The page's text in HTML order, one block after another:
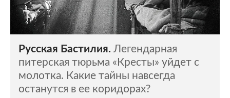
Русская Бастилия. Легендарная
питерская тюрьма «Кресты» уйдет с
молотка. Какие тайны навсегда
останутся в ее коридорах?